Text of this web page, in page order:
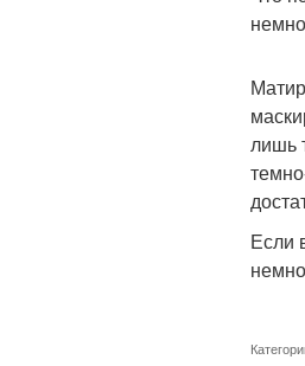
лишь
Если